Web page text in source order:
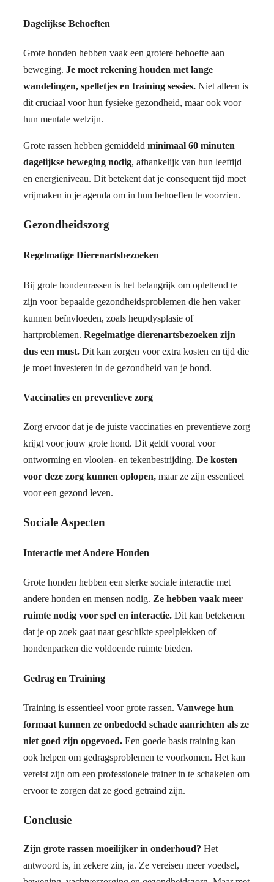
Dagelijkse Behoeften
Grote honden hebben vaak een grotere behoefte aan
beweging. Je moet rekening houden met lange
wandelingen, spelletjes en training sessies. Niet alleen is
dit cruciaal voor hun fysieke gezondheid, maar ook voor
hun mentale welzijn.
Grote rassen hebben gemiddeld minimaal 60 minuten
dagelijkse beweging nodig, afhankelijk van hun leeftijd
en energieniveau. Dit betekent dat je consequent tijd moet
vrijmaken in je agenda om in hun behoeften te voorzien.
Gezondheidszorg
Regelmatige Dierenartsbezoeken
Bij grote hondenrassen is het belangrijk om oplettend te
zijn voor bepaalde gezondheidsproblemen die hen vaker
kunnen beïnvloeden, zoals heupdysplasie of
hartproblemen. Regelmatige dierenartsbezoeken zijn
dus een must. Dit kan zorgen voor extra kosten en tijd die
je moet investeren in de gezondheid van je hond.
Vaccinaties en preventieve zorg
Zorg ervoor dat je de juiste vaccinaties en preventieve zorg
krijgt voor jouw grote hond. Dit geldt vooral voor
ontworming en vlooien- en tekenbestrijding. De kosten
voor deze zorg kunnen oplopen, maar ze zijn essentieel
voor een gezond leven.
Sociale Aspecten
Interactie met Andere Honden
Grote honden hebben een sterke sociale interactie met
andere honden en mensen nodig. Ze hebben vaak meer
ruimte nodig voor spel en interactie. Dit kan betekenen
dat je op zoek gaat naar geschikte speelplekken of
hondenparken die voldoende ruimte bieden.
Gedrag en Training
Training is essentieel voor grote rassen. Vanwege hun
formaat kunnen ze onbedoeld schade aanrichten als ze
niet goed zijn opgevoed. Een goede basis training kan
ook helpen om gedragsproblemen te voorkomen. Het kan
vereist zijn om een professionele trainer in te schakelen om
ervoor te zorgen dat ze goed getraind zijn.
Conclusie
Zijn grote rassen moeilijker in onderhoud? Het
antwoord is, in zekere zin, ja. Ze vereisen meer voedsel,